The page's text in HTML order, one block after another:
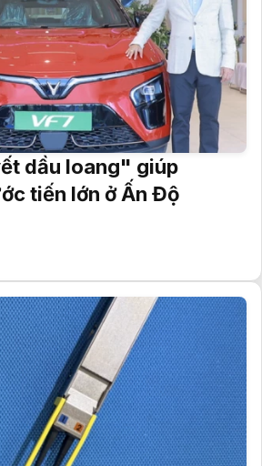
dầu loang" giúp
tiến lớn ở Ấn Độ